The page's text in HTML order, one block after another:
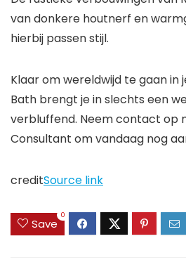
van donkere houtnerf en
hierbij passenstijl.
Klaar om wereldwijd te gaan in
Bath brengt je in slechts een
verbluffend. Neem contact op
Consultant om vandaag nog
creditSource link
Save
0